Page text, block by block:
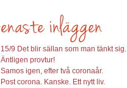
15/9 Det blir sällan som man tänkt sig.
Äntligen provtur!
Samos igen, efter två coronaår.
Post corona. Kanske. Ett nytt liv.